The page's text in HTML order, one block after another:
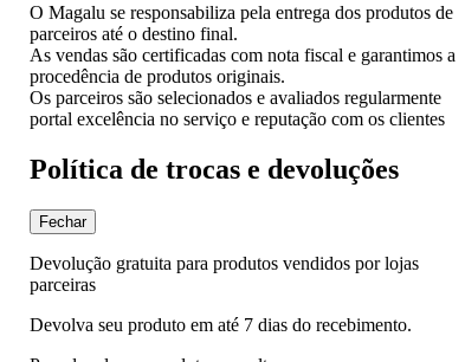
O Magalu se responsabiliza pela entrega dos produtos de
parceiros até o destino final.
As vendas são certificadas com nota fiscal e garantimos a
procedência de produtos originais.
Os parceiros são selecionados e avaliados regularmente
portal excelência no serviço e reputação com os clientes
Política de trocas e devoluções
Fechar
Devolução gratuita para produtos vendidos por lojas
parceiras
Devolva seu produto em até 7 dias do recebimento.